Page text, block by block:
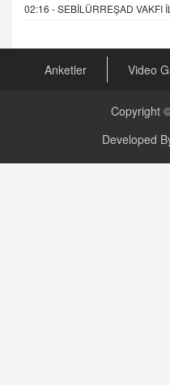
02:16 -SEBİLÜRREŞAD VAKFI
Anketler Video
Copyright
Developed